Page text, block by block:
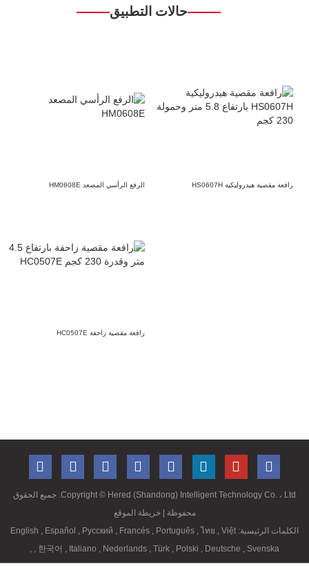
حالات التطبيق
الرفع الرأسي المصعد HM0608E رافعة مقصية هيدروليكية HS0607H
رافعة مقصية زاحفة HC0507E
Copyright ©Hered (Shandong) Intelligent Technology Co. ، Ltd. جميع الحقوق
محفوظة
| خريطة الموقع
الكلمات الرئيسية:
English , Español , Русский , Francés , Português , ไทย , Việt
, 한국어 , Italiano , Nederlands , Türk , Polski , Deutsche , Svenska
,